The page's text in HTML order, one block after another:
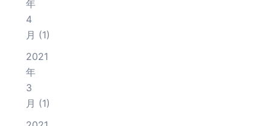
年
4
月 (1)
2021
年
3
月 (1)